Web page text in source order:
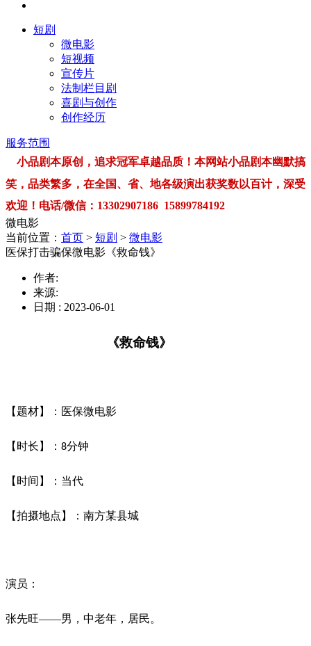
短剧
微电影
短视频
宣传片
法制栏目剧
喜剧与创作
创作经历
服务范围
小品剧本原创，追求冠军卓越品质！本网站小品剧本幽默搞
笑，品类繁多，在全国、省、地各级演出获奖数以百计，深受
欢迎！电话/微信：13302907186 15899784192
微电影
当前位置： 首页 > 短剧 > 微电影
医保打击骗保微电影《救命钱》
作者:
来源:
日期 : 2023-06-01
《救命钱》
【题材】： 医保微电影
【时长】： 8分钟
【时间】：当代
【拍摄地点】：南方某县城
演员：
张先旺——男，中老年，居民。